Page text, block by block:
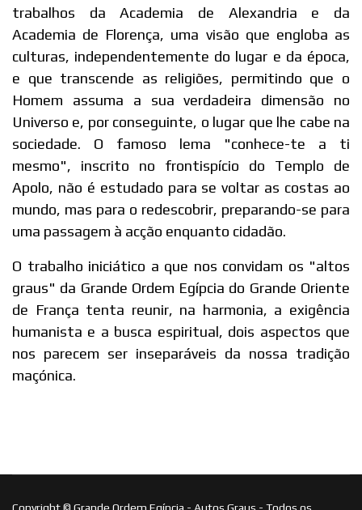
trabalhos da Academia de Alexandria e da
Academia de Florença, uma visão que engloba as
culturas, independentemente do lugar e da época,
e que transcende as religiões, permitindo que o
Homem assuma a sua verdadeira dimensão no
Universo e, por conseguinte, o lugar que lhe cabe na
sociedade. O famoso lema "conhece-te a ti
mesmo", inscrito no frontispício do Templo de
Apolo, não é estudado para se voltar as costas ao
mundo, mas para o redescobrir, preparando-se para
uma passagem à acção enquanto cidadão.
O trabalho iniciático a que nos convidam os "altos
graus" da Grande Ordem Egípcia do Grande Oriente
de França tenta reunir, na harmonia, a exigência
humanista e a busca espiritual, dois aspectos que
nos parecem ser inseparáveis da nossa tradição
maçónica.